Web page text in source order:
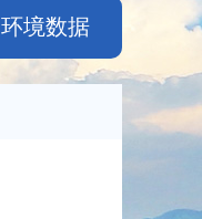
环境数据